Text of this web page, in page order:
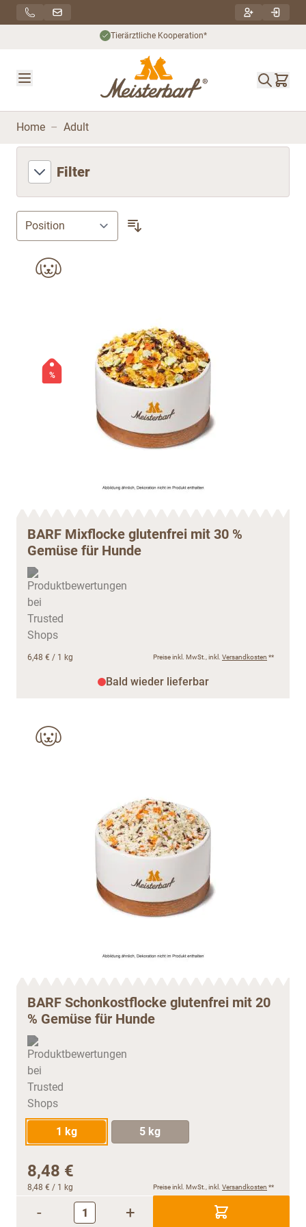
Direkt zum Inhalt
Tierärztliche Kooperation*
Home – Adult
Filter
%
BARF Mixflocke glutenfrei mit 30 %
Gemüse für Hunde
6,48 € / 1 kg Preise inkl. MwSt., inkl. Versandkosten **
Bald wieder lieferbar
BARF Schonkostflocke glutenfrei mit 20
% Gemüse für Hunde
1 kg 5 kg
8,48 €
8,48 € / 1 kg Preise inkl. MwSt., inkl. Versandkosten **
- +